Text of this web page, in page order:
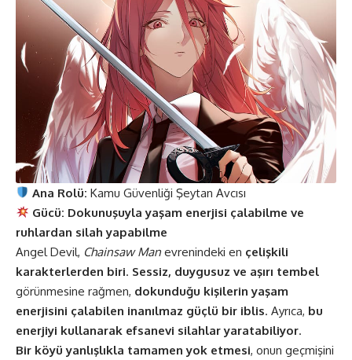
Ana Rolü: Kamu Güvenliği Şeytan Avcısı
Gücü: Dokunuşuyla yaşam enerjisi çalabilme ve
ruhlardan silah yapabilme
Angel Devil, Chainsaw Man evrenindeki en çelişkili
karakterlerden biri. Sessiz, duygusuz ve aşırı tembel
görünmesine rağmen, dokunduğu kişilerin yaşam
enerjisini çalabilen inanılmaz güçlü bir iblis. Ayrıca, bu
enerjiyi kullanarak efsanevi silahlar yaratabiliyor.
Bir köyü yanlışlıkla tamamen yok etmesi, onun geçmişini